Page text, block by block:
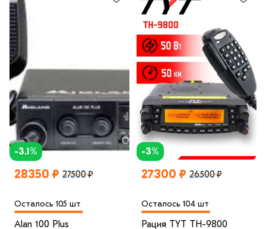
-3.1%
28350 ₽ 27500 ₽
Осталось 105 шт
Alan 100 Plus
-3%
27300 ₽ 26500 ₽
Осталось 104 шт
Рация TYT TH-9800